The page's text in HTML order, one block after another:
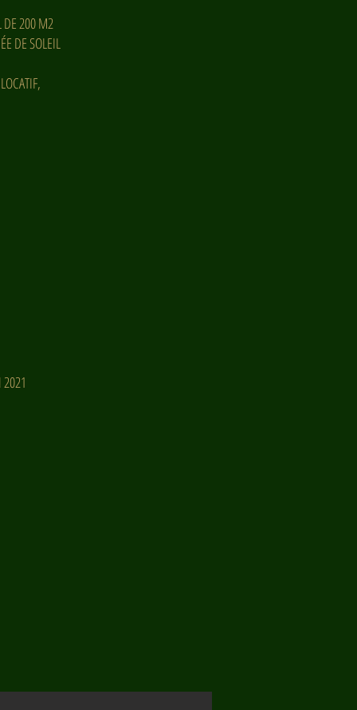
DE 200 M2
DE SOLEIL
2021